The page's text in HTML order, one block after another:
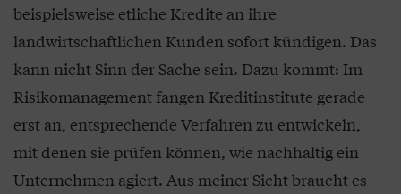
beispielsweise etliche Kredite an ihre
landwirtschaftlichen Kunden sofort kündigen. Das
kann nicht Sinn der Sache sein. Dazu kommt: Im
Risikomanagement fangen Kreditinstitute gerade
erst an, entsprechende Verfahren zu entwickeln,
mit denen sie prüfen können, wie nachhaltig ein
Unternehmen agiert. Aus meiner Sicht braucht es